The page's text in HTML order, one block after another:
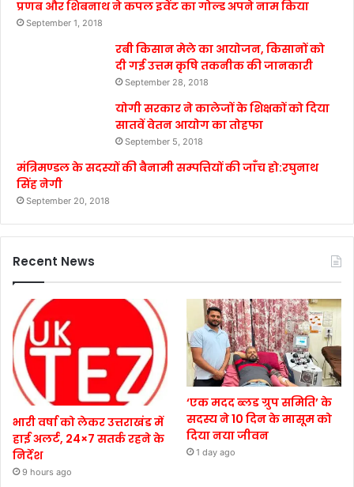
प्रणब और शिबनाथ ने कपल इवेंट का गोल्ड अपने नाम किया
September 1, 2018
रबी किसान मेले का आयोजन, किसानों को
दी गई उत्तम कृषि तकनीक की जानकारी
September 28, 2018
योगी सरकार ने कालेजों के शिक्षकों को दिया
सातवें वेतन आयोग का तोहफा
September 5, 2018
मंत्रिमण्डल के सदस्यों की बैनामी सम्पत्तियों की जाँच हो:रघुनाथ
सिंह नेगी
September 20, 2018
Recent News
भारी वर्षा को लेकर उत्तराखंड में
हाई अलर्ट, 24×7 सतर्क रहने के
निर्देश
9 hours ago
‘एक मदद ब्लड ग्रुप समिति’ के
सदस्य ने 10 दिन के मासूम को
दिया नया जीवन
1 day ago